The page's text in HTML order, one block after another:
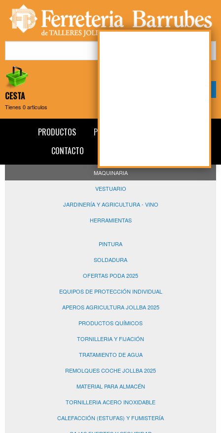
CESTA
Tienes 0articulos
PRODUCTOS PRESENTACIÓN
CONTACTO
MAQUINARIA
VESTUARIO
JARDINERÍA Y AGRICULTURA - VINO
HERRAMIENTAS
PINTURA
SOLDADURA
OFERTAS PODA 2025
EQUIPOS DE PROTECCIÓN INDIVIDUAL
APEROS AGRICULTURA JOLLBA 2025
PRODUCTOS QUÍMICOS
TORNILLERIA Y FIJACIÓN
TRATAMIENTO DE AGUA
REMOLQUES COCHE JOLLBA 2025
MATERIAL PARA ALMACÉN
TORNILLERIA ACERO INOXIDABLE
CALEFACCIÓN (ESTUFAS) Y FUMISTERÍA